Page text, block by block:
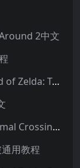
2中文
塞尔达传说：王国之泪|The Legend of Zelda: Tears of the Kingdom中文
集合啦！动物森友会|动物之森|Animal Crossing: New Horizons中文
用教程